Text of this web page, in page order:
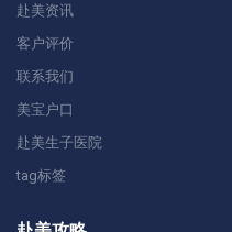
赴美资讯
客户评价
联系我们
美宝户口
赴美生子医院
tag标签